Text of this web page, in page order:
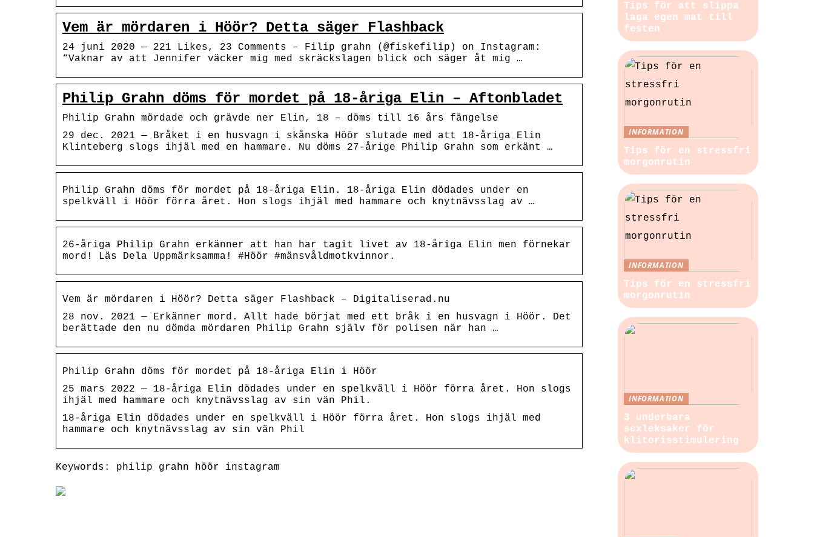
Vem är mördaren i Höör? Detta säger Flashback
24 juni 2020 — 221 Likes, 23 Comments – Filip grahn (@fiskefilip) on Instagram:
“Vaknar av att Jennifer väcker mig med skräckslagen blick och säger åt mig …
Philip Grahn döms för mordet på 18-åriga Elin – Aftonbladet
Philip Grahn mördade och grävde ner Elin, 18 – döms till 16 års fängelse
29 dec. 2021 — Bråket i en husvagn i skånska Höör slutade med att 18-åriga Elin
Klinteberg slogs ihjäl med en hammare. Nu döms 27-årige Philip Grahn som erkänt …
Philip Grahn döms för mordet på 18-åriga Elin. 18-åriga Elin dödades under en
spelkväll i Höör förra året. Hon slogs ihjäl med hammare och knytnävsslag av …
26-åriga Philip Grahn erkänner att han har tagit livet av 18-åriga Elin men förnekar
mord! Läs Dela Uppmärksamma! #Höör #mänsvåldmotkvinnor.
Vem är mördaren i Höör? Detta säger Flashback – Digitaliserad.nu
28 nov. 2021 — Erkänner mord. Allt hade börjat med ett bråk i en husvagn i Höör. Det
berättade den nu dömda mördaren Philip Grahn själv för polisen när han …
Philip Grahn döms för mordet på 18-åriga Elin i Höör
25 mars 2022 — 18-åriga Elin dödades under en spelkväll i Höör förra året. Hon slogs
ihjäl med hammare och knytnävsslag av sin vän Phil.
18-åriga Elin dödades under en spelkväll i Höör förra året. Hon slogs ihjäl med
hammare och knytnävsslag av sin vän Phil
Keywords: philip grahn höör instagram
Tips för att slippa
laga egen mat till
festen
INFORMATION
Tips för en stressfri
morgonrutin
INFORMATION
Tips för en stressfri
morgonrutin
INFORMATION
3 underbara
sexleksaker för
klitorisstimulering